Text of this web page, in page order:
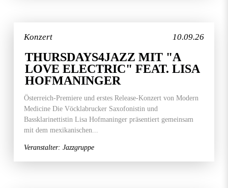
10.09.26
Konzert
THURSDAYS4JAZZ MIT "A
LOVE ELECTRIC" FEAT. LISA
HOFMANINGER
Österreich-Premiere und erstes Release-Konzert von Modern
Medicine Die Vöcklabrucker Saxofonistin und
Bassklarinettistin Lisa Hofmaninger präsentiert gemeinsam
mit dem mexikanischen...
Veranstalter: Jazzgruppe